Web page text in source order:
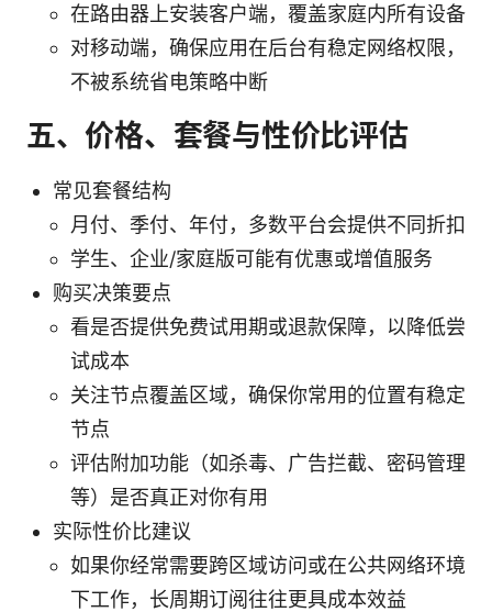
在路由器上安装客户端，覆盖家庭内所有设备
对移动端，确保应用在后台有稳定网络权限，
不被系统省电策略中断
五、价格、套餐与性价比评估
常见套餐结构
月付、季付、年付，多数平台会提供不同折扣
学生、企业/家庭版可能有优惠或增值服务
购买决策要点
看是否提供免费试用期或退款保障，以降低尝
试成本
关注节点覆盖区域，确保你常用的位置有稳定
节点
评估附加功能（如杀毒、广告拦截、密码管理
等）是否真正对你有用
实际性价比建议
如果你经常需要跨区域访问或在公共网络环境
下工作，长周期订阅往往更具成本效益